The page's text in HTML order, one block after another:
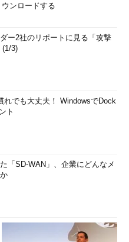
ウンロードする
ー2社のリポートに見る「攻撃
(1/3)
れでも大丈夫！ WindowsでDock
ト
「SD-WAN」、企業にどんなメ